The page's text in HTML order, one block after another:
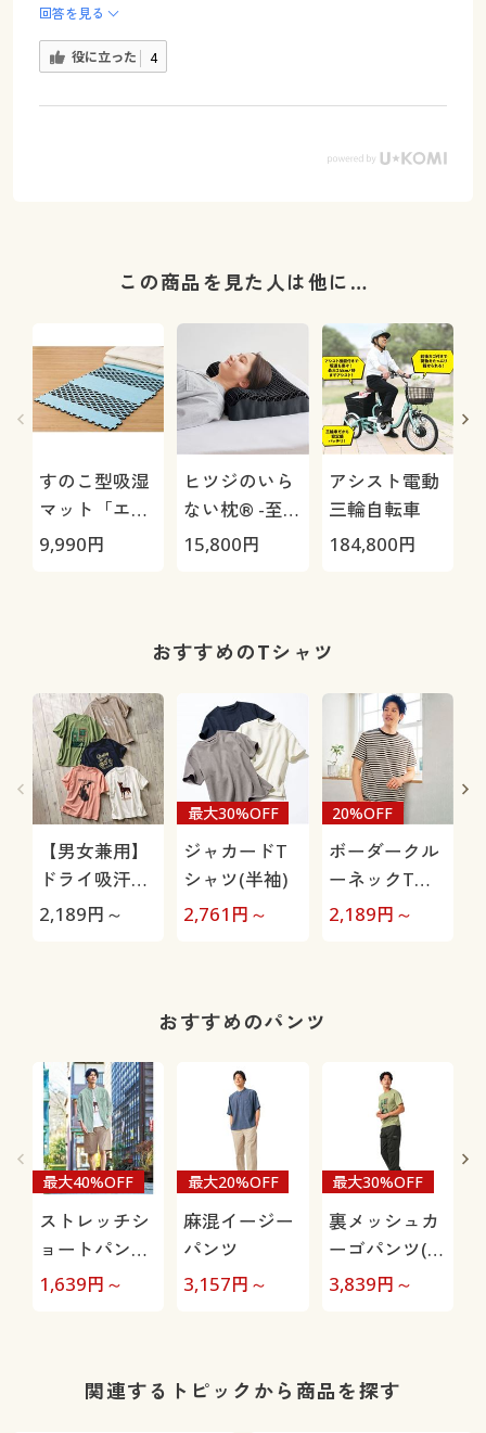
回答を見る
役に立った 4
この商品を見た人は他に…
すのこ型吸湿
マット「エア
ージョブ®」
9,990円
ヒツジのいら
ない枕® -至
極-
15,800円
アシスト電動
三輪自転車
184,800円
おすすめのTシャツ
【男女兼用】
ドライ吸汗速
乾・接触冷感
2,189円～
ジャカードT
シャツ(半袖)
最大30%OFF
2,761 円～
ボーダークル
ーネックTシ
ャツ(半袖)
20%OFF
2,189円～
おすすめのパンツ
ストレッチシ
ョートパンツ
(UVカット・
最大40%OFF
1,639円～
麻混イージー
パンツ
最大20%OFF
3,157円～
裏メッシュカ
ーゴパンツ(ア
ウトドアプロ
最大30%OFF
3,839円～
関連するトピックから商品を探す